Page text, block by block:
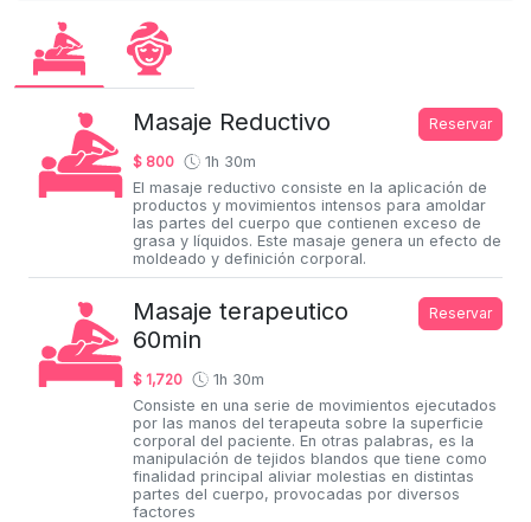
Reservar
Masaje Reductivo
$ 800
1h 30m
El masaje reductivo consiste en la aplicación de
productos y movimientos intensos para amoldar
las partes del cuerpo que contienen exceso de
grasa y líquidos. Este masaje genera un efecto de
moldeado y definición corporal.
Reservar
Masaje terapeutico
60min
$ 1,720
1h 30m
Consiste en una serie de movimientos ejecutados
por las manos del terapeuta sobre la superficie
corporal del paciente. En otras palabras, es la
manipulación de tejidos blandos que tiene como
finalidad principal aliviar molestias en distintas
partes del cuerpo, provocadas por diversos
factores